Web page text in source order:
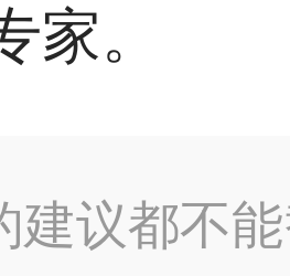
家。
建议都不